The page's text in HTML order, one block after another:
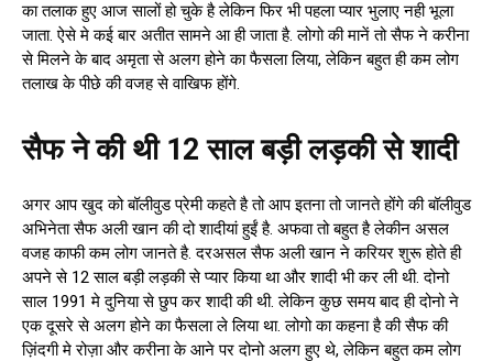
का तलाक हुए आज सालों हो चुके है लेकिन फिर भी पहला प्यार भुलाए नही भूला
जाता. ऐसे मे कई बार अतीत सामने आ ही जाता है. लोगो की मानें तो सैफ ने करीना
से मिलने के बाद अमृता से अलग होने का फैसला लिया, लेकिन बहुत ही कम लोग
तलाख के पीछे की वजह से वाखिफ होंगे.
सैफ ने की थी 12 साल बड़ी लड़की से शादी
अगर आप खुद को बॉलीवुड प्रेमी कहते है तो आप इतना तो जानते होंगे की बॉलीवुड
अभिनेता सैफ अली खान की दो शादीयां हुईं है. अफवा तो बहुत है लेकीन असल
वजह काफी कम लोग जानते है. दरअसल सैफ अली खान ने करियर शुरू होते ही
अपने से 12 साल बड़ी लड़की से प्यार किया था और शादी भी कर ली थी. दोनो
साल 1991 मे दुनिया से छुप कर शादी की थी. लेकिन कुछ समय बाद ही दोनो ने
एक दूसरे से अलग होने का फैसला ले लिया था. लोगो का कहना है की सैफ की
ज़िंदगी मे रोज़ा और करीना के आने पर दोनो अलग हुए थे, लेकिन बहुत कम लोग